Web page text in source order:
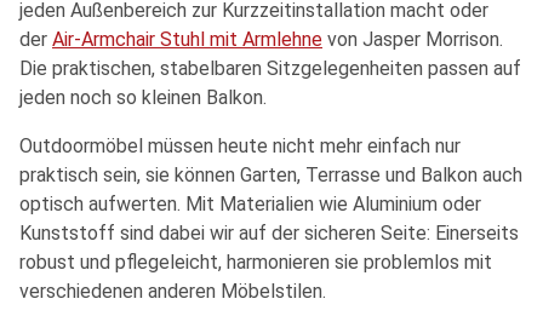
jeden Außenbereich zur Kurzzeitinstallation macht oder
der Air-Armchair Stuhl mit Armlehne von Jasper Morrison.
Die praktischen, stabelbaren Sitzgelegenheiten passen auf
jeden noch so kleinen Balkon.
Outdoormöbel müssen heute nicht mehr einfach nur
praktisch sein, sie können Garten, Terrasse und Balkon auch
optisch aufwerten. Mit Materialien wie Aluminium oder
Kunststoff sind dabei wir auf der sicheren Seite: Einerseits
robust und pflegeleicht, harmonieren sie problemlos mit
verschiedenen anderen Möbelstilen.